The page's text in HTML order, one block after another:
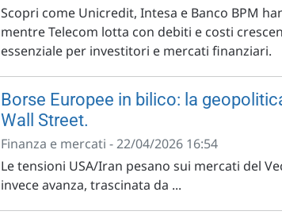
Scopri come Unicredit, Intesa e Banco BPM
mentre Telecom lotta con debiti e costi
essenziale per investitori e mercati finanziari.
Borse Europee in bilico: la
Wall Street.
Finanza e mercati - 22/04/2026 16:54
Le tensioni USA/Iran pesano sui mercati del
invece avanza, trascinata da ...